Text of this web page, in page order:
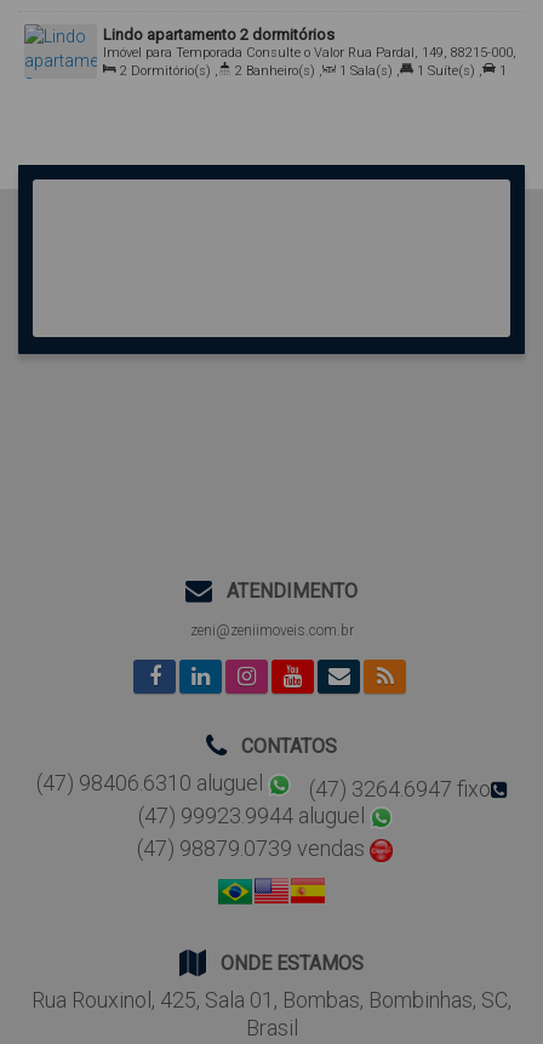
Lindo apartamento 2 dormitórios
Consulte o Valor
Imóvel para Temporada
Rua Pardal, 149, 88215-000,
Bombas, Bombinhas, Santa Catarina, Brasil
2 Dormitório(s) , 2 Banheiro(s) , 1 Sala(s) , 1 Suíte(s) ,
1
ATENDIMENTO
zeni@zeniimoveis.com.br
CONTATOS
(47) 98406.6310 aluguel
(47) 3264.6947 fixo
(47) 99923.9944 aluguel
(47) 98879.0739 vendas
ONDE ESTAMOS
Rua Rouxinol , 425, Sala 01 , Bombas, Bombinhas, SC,
Brasil